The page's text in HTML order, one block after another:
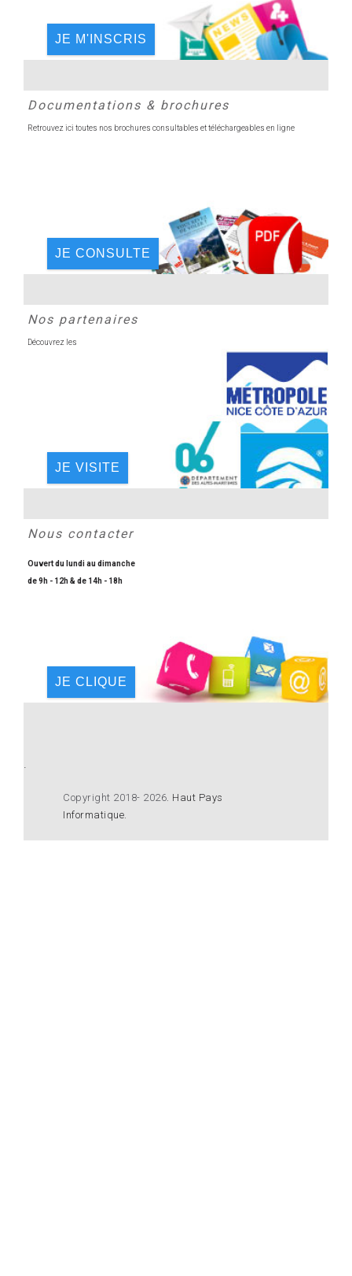
JE M'INSCRIS
Documentations & brochures
Retrouvez ici toutes nos brochures consultables et téléchargeables en ligne
JE CONSULTE
Nos partenaires
Découvrez les
JE VISITE
Nous contacter
Ouvert du lundi au dimanche
de 9h - 12h & de 14h - 18h
JE CLIQUE
.
Copyright 2018- 2026 Haut Pays
Informatique